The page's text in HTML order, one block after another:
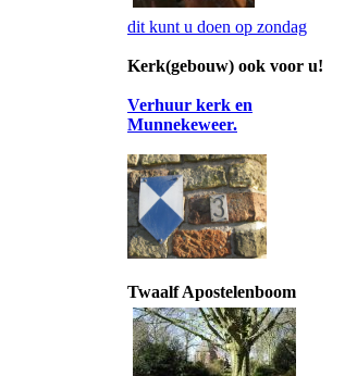
dit kunt u doen op zondag
Kerk(gebouw) ook voor u!
Verhuur kerk en
Munnekeweer.
Twaalf Apostelenboom